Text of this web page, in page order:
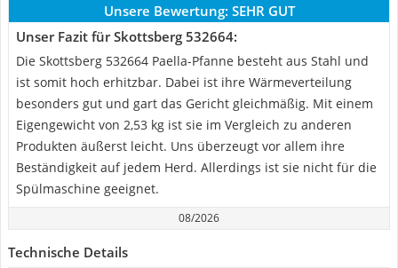
Unsere Bewertung: SEHR GUT
Unser Fazit für Skottsberg 532664:
Die Skottsberg 532664 Paella-Pfanne besteht aus Stahl und
ist somit hoch erhitzbar. Dabei ist ihre Wärmeverteilung
besonders gut und gart das Gericht gleichmäßig. Mit einem
Eigengewicht von 2,53 kg ist sie im Vergleich zu anderen
Produkten äußerst leicht. Uns überzeugt vor allem ihre
Beständigkeit auf jedem Herd. Allerdings ist sie nicht für die
Spülmaschine geeignet.
08/2026
Technische Details